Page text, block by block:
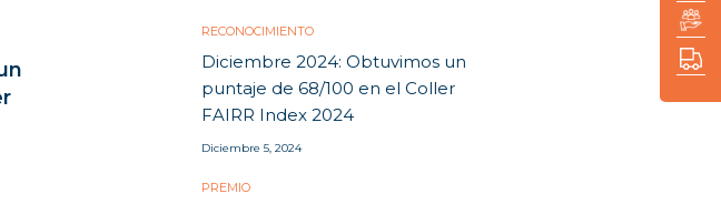
RECONOCIMIENTO
Diciembre 2024: Obtuvimos un
puntaje de 68/100 en el Coller
FAIRR Index 2024
Diciembre 5, 2024
PREMIO